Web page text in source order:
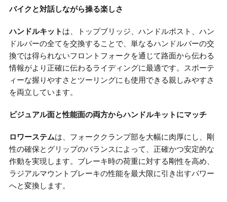
バイクと対話しながら操る楽しさ
ハンドルキット は、トップブリッジ、ハンドルポスト、ハン
ドルバーの全てを交換することで、単なるハンドルバーの交
換では得られないフロントフォークを通じて路面から伝わる
情報がより正確に伝わるライディングに最適です。スポーテ
ィーな握りやすさとツーリングにも使用できる親しみやすさ
を両立しています。
ビジュアル面と性能面の両方からハンドルキットにマッチ
ロワーステムは、フォーククランプ部を大幅に肉厚にし、剛
性の確保とグリップのバランスによって、正確かつ安定的な
作動を実現します。ブレーキ時の荷重に対する剛性を高め、
ラジアルマウントブレーキの性能を最大限に引き出すパワー
へと変換します。